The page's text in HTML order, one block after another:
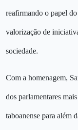
reafirmando o papel
valorização de
sociedade.
Com a homenagem,
dos parlamentares
taboanense para além